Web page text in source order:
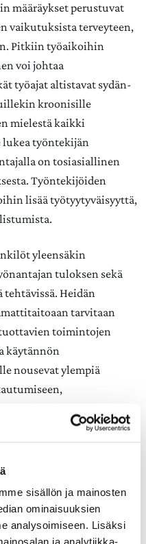
sisällön ja mainosten
ominaisuuksien
analysoimiseen. Lisäksi
määräykset perustuvat
vaikutuksista terveyteen,
Pitkiin työaikoihin
voi johtaa
työajat altistavat sydän-
kroonisille
mielestä kaikki
työntekijän
on tosiasiallinen
Työntekijöiden
lisää työtyytyväisyyttä,
yleensäkin
tuloksen sekä
Heidän
tarvitaan
toimintojen
käytännön
nousevat ylempiä
osaaminen
– on työpaikkoja,
edes tunnusteta omaksi
enää
asioissa luottamus ja